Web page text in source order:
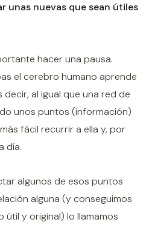
unas nuevas que sean útiles
hacer una pausa.
el cerebro humano aprende
decir, al igual que una red de
unos puntos (información)
fácil recurrir a ella y, por
día.
algunos de esos puntos
alguna (y conseguimos
útil y original) lo llamamos